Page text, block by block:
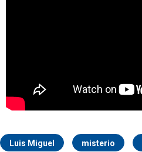
Luis Miguel misterio